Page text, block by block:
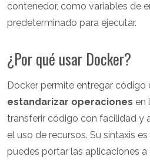
contenedor, como variables de
predeterminado para ejecutar.
¿Por qué usar Docker?
Docker permite entregar código
estandarizar operaciones en
transferir código con facilidad y
el uso de recursos. Su sintaxis
puedes portar las aplicaciones